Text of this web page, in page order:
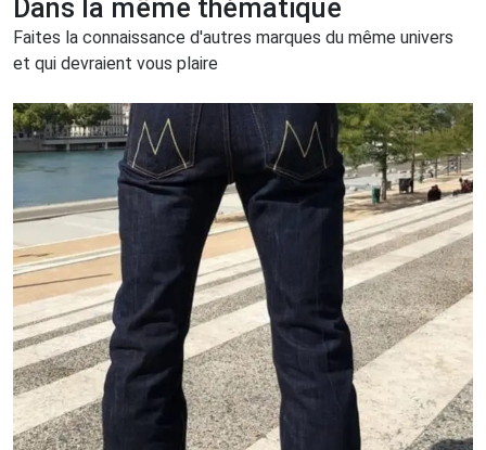
Dans la même thématique
Faites la connaissance d'autres marques du même univers
et qui devraient vous plaire